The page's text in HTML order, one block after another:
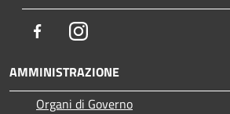
FacebookInstagram
AMMINISTRAZIONE
Organi di Governo